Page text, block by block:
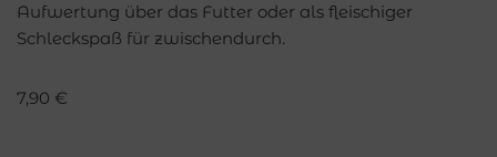
Aufwertung über das Futter oder als fleischiger
Schleckspaß für zwischendurch.
7,90 €